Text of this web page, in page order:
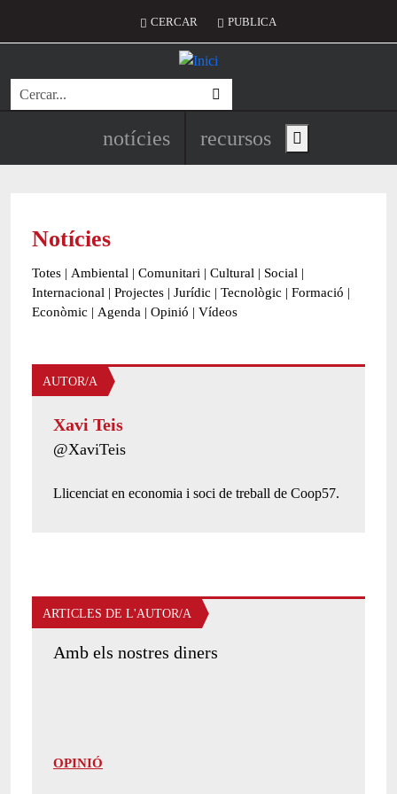
Menú del compte d'usuari
CERCAR PUBLICA
Cerca
Navegació principal de
notícies recursos Show main menu
Notícies
Totes | Ambiental | Comunitari | Cultural | Social |
Internacional | Projectes | Jurídic | Tecnològic | Formació |
Econòmic | Agenda | Opinió | Vídeos
AUTOR/A
Xavi Teis
Twitter de l'autor/a:
@XaviTeis
Presentació de l'autor/a:
Llicenciat en economia i soci de treball de Coop57.
ARTICLES DE L'AUTOR/A
Amb els nostres diners
OPINIÓ